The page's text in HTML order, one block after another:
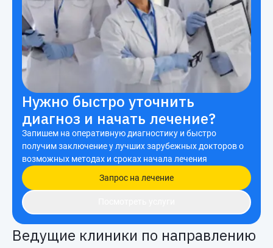
Нужно быстро уточнить
диагноз и начать лечение?
Запишем на оперативную диагностику и быстро
получим заключение у лучших зарубежных докторов о
возможных методах и сроках начала лечения
Запрос на лечение
Ведущие клиники по направлению